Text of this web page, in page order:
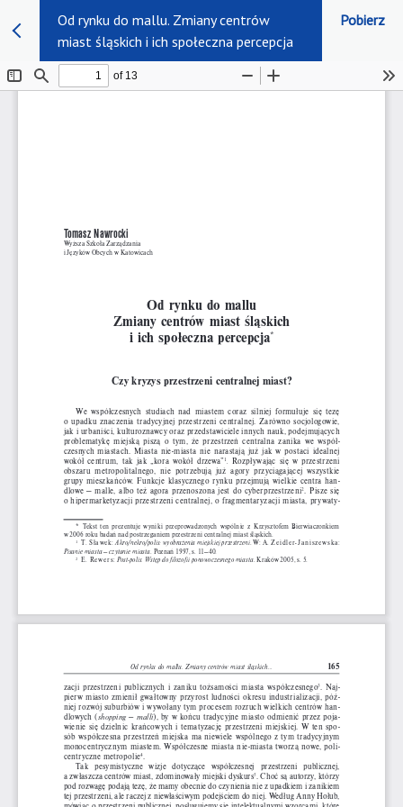
Od rynku do mallu. Zmiany centrów
miast śląskich i ich społeczna percepcja
Pobierz